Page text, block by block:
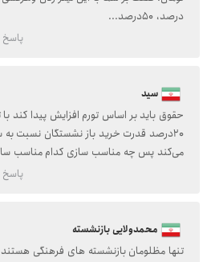
درصد، 50درصد...
پاسخ
سید
می‌کند پس چه مناسب سازی کدام مناسب
پاسخ
محمدولایی بازنشسته
تنها مظلومان بازنشسته های فرهنگی